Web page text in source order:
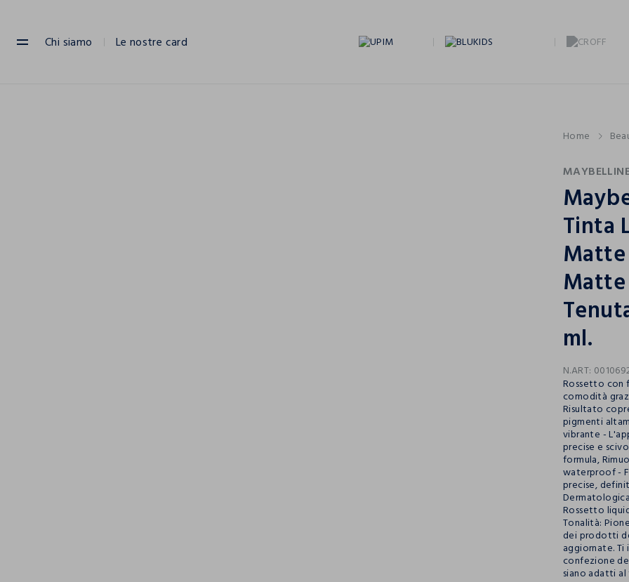
Chi siamo Le nostre card
Home
Tinta
ml.
N.ART:
Rossetto con
comodità
Risultato
pigmenti
vibrante -
precise e
formula,
waterproof -
precise,
Rossetto
Tonalità:
dei prodotti
aggiornate.
confezione
siano adatti